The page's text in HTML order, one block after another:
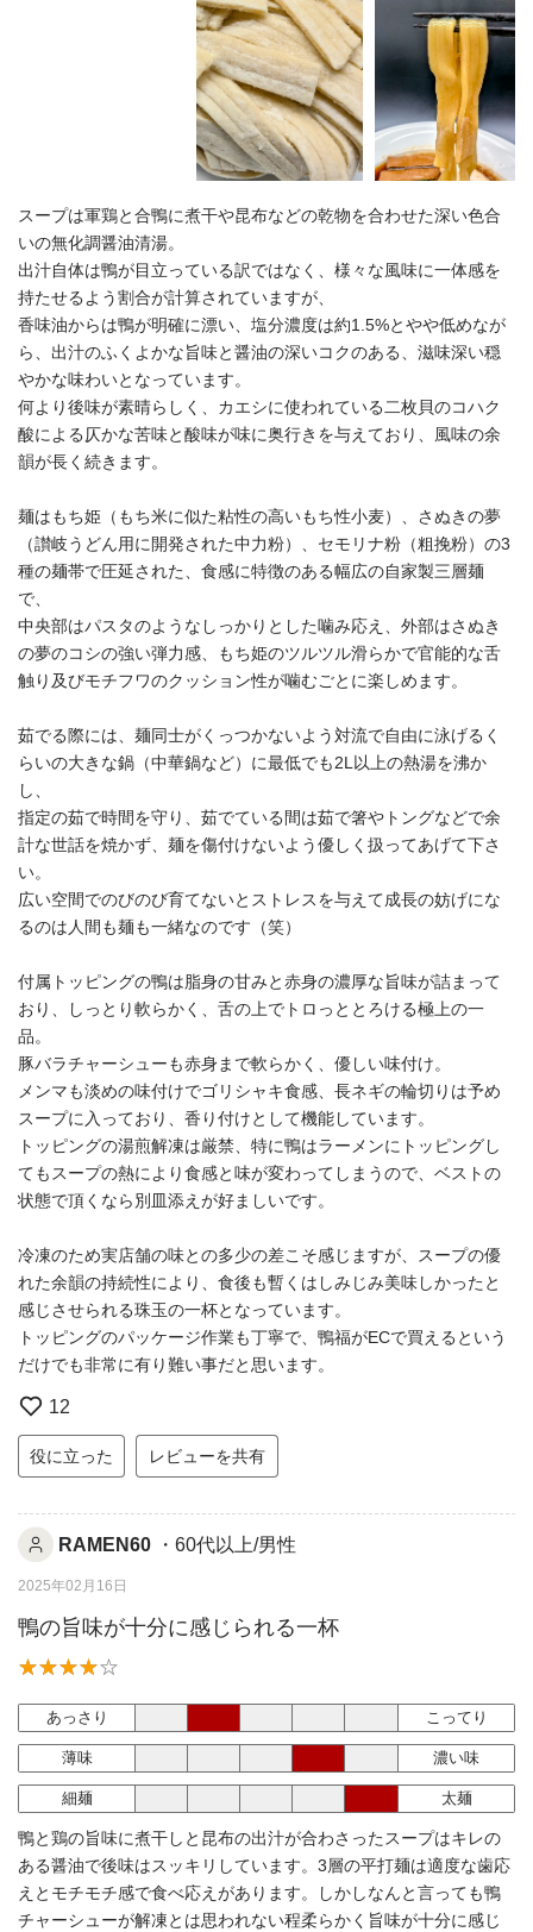
スープは軍鶏と合鴨に煮干や昆布などの乾物を合わせた深い色合
いの無化調醤油清湯。
出汁自体は鴨が目立っている訳ではなく、様々な風味に一体感を
持たせるよう割合が計算されていますが、
香味油からは鴨が明確に漂い、塩分濃度は約1.5%とやや低めなが
ら、出汁のふくよかな旨味と醤油の深いコクのある、滋味深い穏
やかな味わいとなっています。
何より後味が素晴らしく、カエシに使われている二枚貝のコハク
酸による仄かな苦味と酸味が味に奥行きを与えており、風味の余
韻が長く続きます。
麺はもち姫（もち米に似た粘性の高いもち性小麦）、さぬきの夢
（讃岐うどん用に開発された中力粉）、セモリナ粉（粗挽粉）の3
種の麺帯で圧延された、食感に特徴のある幅広の自家製三層麺
で、
中央部はパスタのようなしっかりとした噛み応え、外部はさぬき
の夢のコシの強い弾力感、もち姫のツルツル滑らかで官能的な舌
触り及びモチフワのクッション性が噛むごとに楽しめます。
茹でる際には、麺同士がくっつかないよう対流で自由に泳げるく
らいの大きな鍋（中華鍋など）に最低でも2L以上の熱湯を沸か
し、
指定の茹で時間を守り、茹でている間は茹で箸やトングなどで余
計な世話を焼かず、麺を傷付けないよう優しく扱ってあげて下さ
い。
広い空間でのびのび育てないとストレスを与えて成長の妨げにな
るのは人間も麺も一緒なのです（笑）
付属トッピングの鴨は脂身の甘みと赤身の濃厚な旨味が詰まって
おり、しっとり軟らかく、舌の上でトロっととろける極上の一
品。
豚バラチャーシューも赤身まで軟らかく、優しい味付け。
メンマも淡めの味付けでゴリシャキ食感、長ネギの輪切りは予め
スープに入っており、香り付けとして機能しています。
トッピングの湯煎解凍は厳禁、特に鴨はラーメンにトッピングし
てもスープの熱により食感と味が変わってしまうので、ベストの
状態で頂くなら別皿添えが好ましいです。
冷凍のため実店舗の味との多少の差こそ感じますが、スープの優
れた余韻の持続性により、食後も暫くはしみじみ美味しかったと
感じさせられる珠玉の一杯となっています。
トッピングのパッケージ作業も丁寧で、鴨福がECで買えるという
だけでも非常に有り難い事だと思います。
12
役に立った レビューを共有
RAMEN60 ・60代以上/男性
2025年02月16日
鴨の旨味が十分に感じられる一杯
あっさり こってり
薄味 濃い味
細麺 太麺
鴨と鶏の旨味に煮干しと昆布の出汁が合わさったスープはキレの
ある醤油で後味はスッキリしています。3層の平打麺は適度な歯応
えとモチモチ感で食べ応えがあります。しかしなんと言っても鴨
チャーシューが解凍とは思われない程柔らかく旨味が十分に感じ